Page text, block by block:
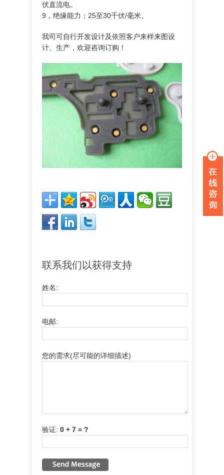
伏直流电。
9，绝缘能力：25至30千伏/毫米。
我司可自行开发设计及依照客户来样来图设
计、生产，欢迎咨询订购！
联系我们以获得支持
姓名:
电邮:
您的需求(尽可能的详细描述)
验证: 0 + 7 = ?